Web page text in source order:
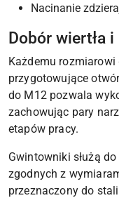
Nacinanie
Dobór wiertła
Każdemu
przygotowujące
do M12 pozwala
zachowując pary
etapów pracy.
Gwintowniki służą
zgodnych z
przeznaczony do